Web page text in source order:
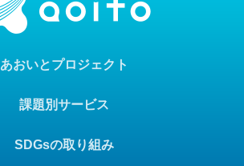
あおいとプロジェクト
SDGsの取り組み
課題別サービス